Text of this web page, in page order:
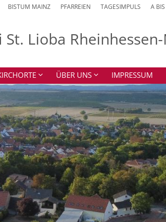
BISTUM MAINZ PFARREIEN TAGESIMPULS A
St. Lioba
ÜBER UNS IMPRESSUM